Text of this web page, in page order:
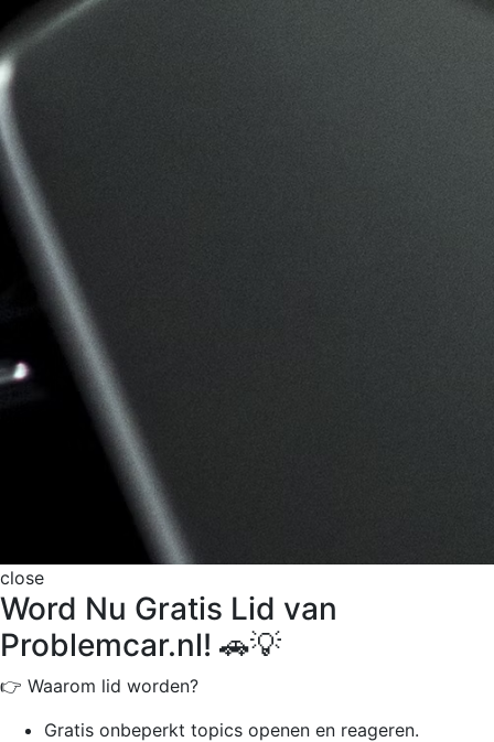
close
Word Nu Gratis Lid van
Problemcar.nl! 🚗💡
👉 Waarom lid worden?
Gratis onbeperkt topics openen en reageren.